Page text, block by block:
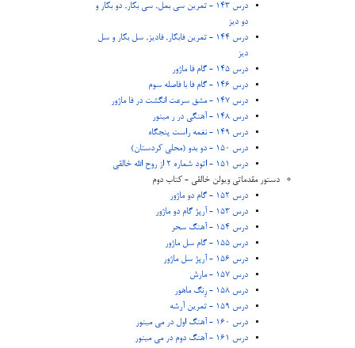
درس 143 - تمرین سی بمل, سی بکار, دو بکار و
دو دیز
درس 144 - تمرین فابکار, فادیز, سل بکار و سل
دیز
درس 145 - گام فا ماژور
درس 146 - گام فا با فاصله سوم
درس 147 - مشق سرعت انگشت در فا ماژور
درس 148 - آهنگی در ر مینور
درس 149 - نغمه راست پنجگاه
درس 150 - دو بدو (محلی کردستان)
درس 151 - اتود شماره 2 از روح الله خالقی
دستور مقدماتی ویولن خالقی - کتاب دوم
درس 152 - گام دو ماژور
درس 153 - آرپژ گام دو ماژور
درس 154 - آهنگ سحر
درس 155 - گام سل ماژور
درس 156 - آرپژ سل ماژور
درس 157 - مارش
درس 158 - رِنگ ماهور
درس 159 - تمرین آرشه
درس 160 - آهنگ اول در می مینور
درس 161 - آهنگ دوم در می مینور